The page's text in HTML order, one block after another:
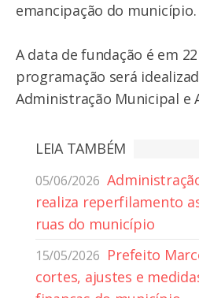
emancipação do município.
A data de fundação é em
programação será
Administração Municipal e
LEIA TAMBÉM
05/06/2026
realiza reperfilamento
ruas do município
15/05/2026 Prefeito
cortes, ajustes e